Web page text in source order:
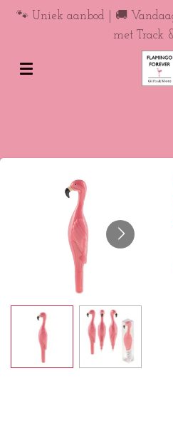
Ga🐾 Uniek aanbod | 🚚
met Track